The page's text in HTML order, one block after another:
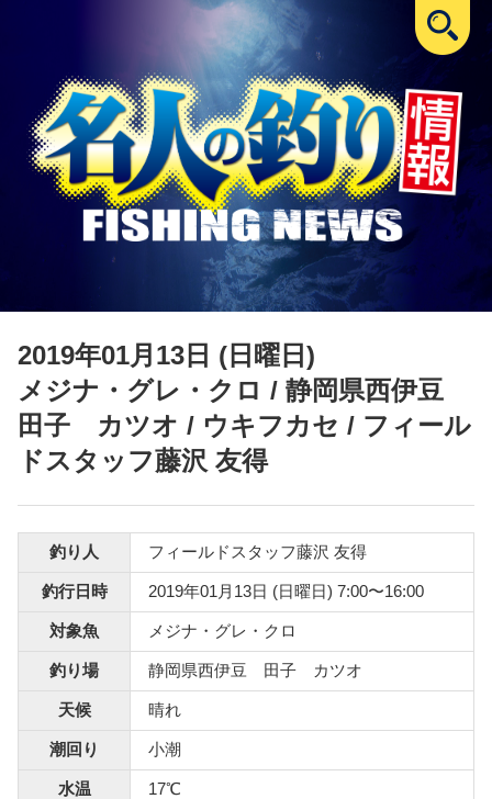
2019年01月13日 (日曜日)
メジナ・グレ・クロ / 静岡県西伊豆
田子 カツオ / ウキフカセ / フィール
ドスタッフ藤沢 友得
釣り人 フィールドスタッフ藤沢 友得
釣行日時 2019年01月13日 (日曜日) 7:00〜16:00
対象魚 メジナ・グレ・クロ
釣り場 静岡県西伊豆 田子 カツオ
天候 晴れ
潮回り 小潮
水温 17℃